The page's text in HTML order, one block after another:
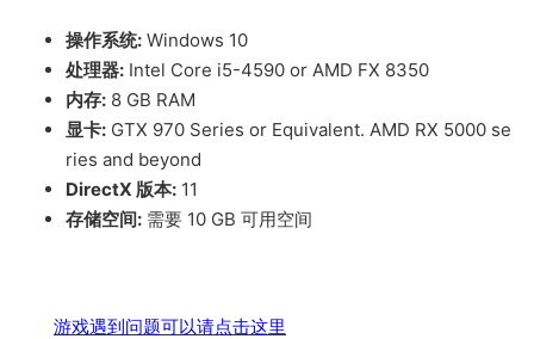
操作系统: Windows 10
处理器: Intel Core i5-4590 or AMD FX 8350
内存: 8 GB RAM
显卡: GTX 970 Series or Equivalent. AMD RX 5000 se
ries and beyond
DirectX 版本: 11
存储空间: 需要 10 GB 可用空间
游戏遇到问题可以请点击这里